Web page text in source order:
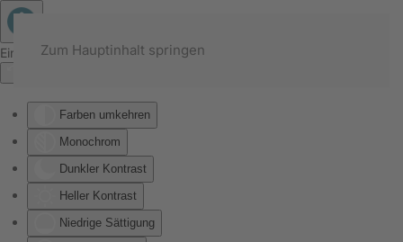
Eingabehilfen öffnen
Farben umkehren
Monochrom
Dunkler Kontrast
Heller Kontrast
Niedrige Sättigung
Zum Hauptinhalt springen